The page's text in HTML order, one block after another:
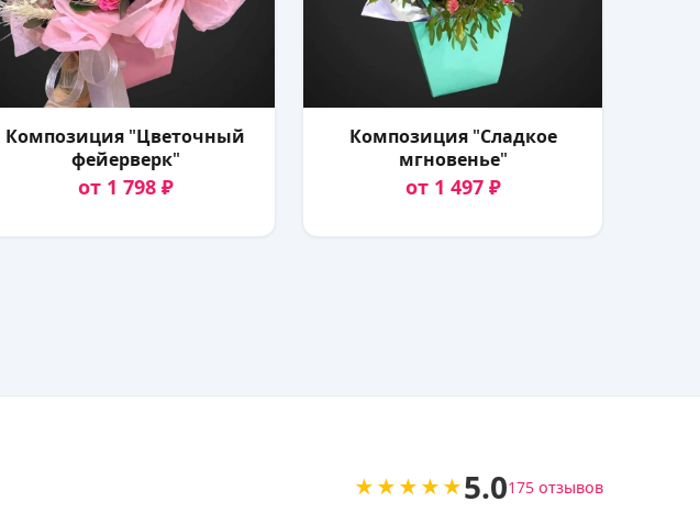
Композиция "Цветочный
фейерверк"
от 1 798 ₽
Композиция "Сладкое
мгновенье"
от 1 497 ₽
★★★★★5.0175 отзывов